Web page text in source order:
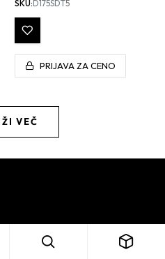
SKU:D175SDT5
PRIJAVA ZA CENO
VEČ